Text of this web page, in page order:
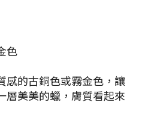
色
感的古銅色或霧金色，讓
層美美的蠟，膚質看起來